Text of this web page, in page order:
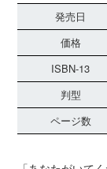
発売日
価格
ISBN-13
判型
ページ数